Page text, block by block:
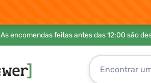
As encomendas feitas antes das 12:00 são